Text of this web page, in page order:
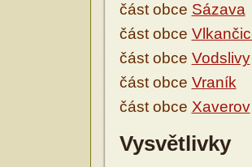
část obce Sázava
část obce
část obce Vodslivy
část obce Vraník
část obce Xaverov
Vysvětlivky